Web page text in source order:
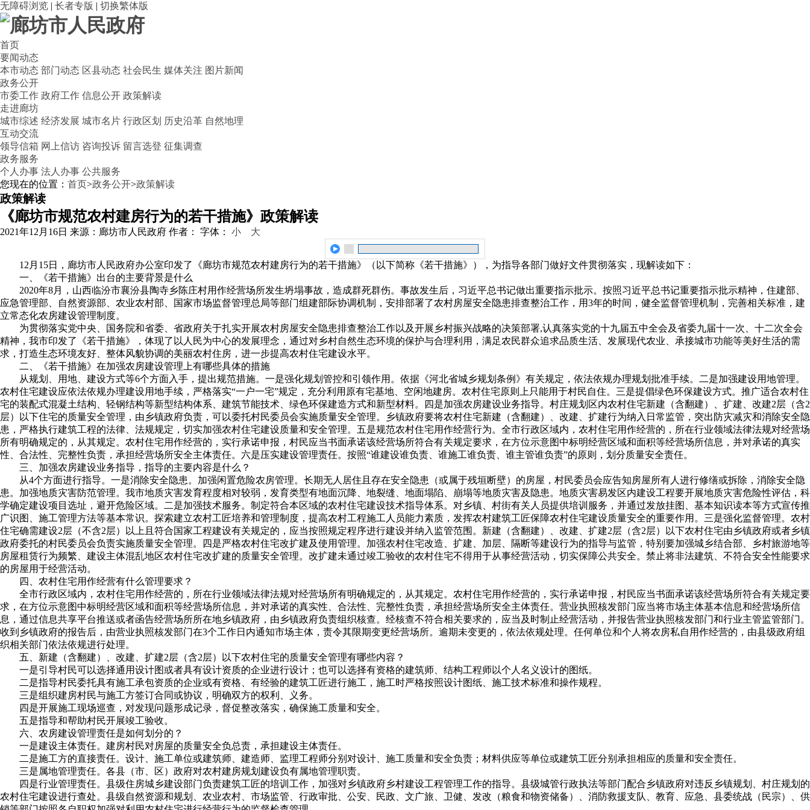
无障碍浏览 | 长者专版 | 切换繁体版
首页
要闻动态
本市动态 部门动态 区县动态 社会民生 媒体关注 图片新闻
政务公开
市委工作 政府工作 信息公开 政策解读
走进廊坊
城市综述 经济发展 城市名片 行政区划 历史沿革 自然地理
互动交流
领导信箱 网上信访 咨询投诉 留言选登 征集调查
政务服务
个人办事 法人办事 公共服务
您现在的位置： 首页>政务公开>政策解读
政策解读
《廊坊市规范农村建房行为的若干措施》政策解读
2021年12月16日 来源：廊坊市人民政府 作者： 字体： 小 大
12月15日，廊坊市人民政府办公室印发了《廊坊市规范农村建房行为的若干措施》（以下简称《若干措施》），为指导各部门做好文件贯彻落实，现解读如下：
一、《若干措施》出台的主要背景是什么
2020年8月，山西临汾市襄汾县陶寺乡陈庄村用作经营场所发生坍塌事故，造成群死群伤。事故发生后，习近平总书记做出重要指示批示。按照习近平总书记重要指示批示精神，住建部、
应急管理部、自然资源部、农业农村部、国家市场监督管理总局等部门组建部际协调机制，安排部署了农村房屋安全隐患排查整治工作，用3年的时间，健全监督管理机制，完善相关标准，建
立常态化农房建设管理制度。
为贯彻落实党中央、国务院和省委、省政府关于扎实开展农村房屋安全隐患排查整治工作以及开展乡村振兴战略的决策部署,认真落实党的十九届五中全会及省委九届十一次、十二次全会
精神，我市印发了《若干措施》，体现了以人民为中心的发展理念，通过对乡村自然生态环境的保护与合理利用，满足农民群众追求品质生活、发展现代农业、承接城市功能等美好生活的需
求，打造生态环境友好、整体风貌协调的美丽农村住房，进一步提高农村住宅建设水平。
二、《若干措施》在加强农房建设管理上有哪些具体的措施
从规划、用地、建设方式等6个方面入手，提出规范措施。一是强化规划管控和引领作用。依据《河北省城乡规划条例》有关规定，依法依规办理规划批准手续。二是加强建设用地管理。
农村住宅建设应依法依规办理建设用地手续，严格落实“一户一宅”规定，充分利用原有宅基地、空闲地建房。农村住宅原则上只能用于村民自住。三是提倡绿色环保建设方式。推广适合农村住
宅的装配式混凝土结构、轻钢结构等新型结构体系、建筑节能技术、绿色环保建造方式和新型材料。四是加强农房建设业务指导。村庄规划区内农村住宅新建（含翻建）、扩建、改建2层（含2
层）以下住宅的质量安全管理，由乡镇政府负责，可以委托村民委员会实施质量安全管理。乡镇政府要将农村住宅新建（含翻建）、改建、扩建行为纳入日常监管，突出防灾减灾和消除安全隐
患，严格执行建筑工程的法律、法规规定，切实加强农村住宅建设质量和安全管理。五是规范农村住宅用作经营行为。全市行政区域内，农村住宅用作经营的，所在行业领域法律法规对经营场
所有明确规定的，从其规定。农村住宅用作经营的，实行承诺申报，村民应当书面承诺该经营场所符合有关规定要求，在方位示意图中标明经营区域和面积等经营场所信息，并对承诺的真实
性、合法性、完整性负责，承担经营场所安全主体责任。六是压实建设管理责任。按照“谁建设谁负责、谁施工谁负责、谁主管谁负责”的原则，划分质量安全责任。
三、加强农房建设业务指导，指导的主要内容是什么？
从4个方面进行指导。一是消除安全隐患。加强闲置危险农房管理。长期无人居住且存在安全隐患（或属于残垣断壁）的房屋，村民委员会应告知房屋所有人进行修缮或拆除，消除安全隐
患。加强地质灾害防范管理。我市地质灾害发育程度相对较弱，发育类型有地面沉降、地裂缝、地面塌陷、崩塌等地质灾害及隐患。地质灾害易发区内建设工程要开展地质灾害危险性评估，科
学确定建设项目选址，避开危险区域。二是加强技术服务。制定符合本区域的农村住宅建设技术指导体系。对乡镇、村街有关人员提供培训服务，并通过发放挂图、基本知识读本等方式宣传推
广识图、施工管理方法等基本常识。探索建立农村工匠培养和管理制度，提高农村工程施工人员能力素质，发挥农村建筑工匠保障农村住宅建设质量安全的重要作用。三是强化监督管理。农村
住宅确需建设2层（不含2层）以上且符合国家工程建设有关规定的，应当按照规定程序进行建设并纳入监管范围。新建（含翻建）、改建、扩建2层（含2层）以下农村住宅由乡镇政府或者乡镇
政府委托的村民委员会负责实施质量安全管理。四是严格农村住宅改扩建及使用管理。加强农村住宅改造、扩建、加层、隔断等建设行为的指导与监管，特别要加强城乡结合部、乡村旅游地等
房屋租赁行为频繁、建设主体混乱地区农村住宅改扩建的质量安全管理。改扩建未通过竣工验收的农村住宅不得用于从事经营活动，切实保障公共安全。禁止将非法建筑、不符合安全性能要求
的房屋用于经营活动。
四、农村住宅用作经营有什么管理要求？
全市行政区域内，农村住宅用作经营的，所在行业领域法律法规对经营场所有明确规定的，从其规定。农村住宅用作经营的，实行承诺申报，村民应当书面承诺该经营场所符合有关规定要
求，在方位示意图中标明经营区域和面积等经营场所信息，并对承诺的真实性、合法性、完整性负责，承担经营场所安全主体责任。营业执照核发部门应当将市场主体基本信息和经营场所信
息，通过信息共享平台推送或者函告经营场所所在地乡镇政府，由乡镇政府负责组织核查。经核查不符合相关要求的，应当及时制止经营活动，并报告营业执照核发部门和行业主管监管部门。
收到乡镇政府的报告后，由营业执照核发部门在3个工作日内通知市场主体，责令其限期变更经营场所。逾期未变更的，依法依规处理。任何单位和个人将农房私自用作经营的，由县级政府组
织相关部门依法依规进行处理。
五、新建（含翻建）、改建、扩建2层（含2层）以下农村住宅的质量安全管理有哪些内容？
一是引导村民可以选择通用设计图或者具有设计资质的企业进行设计；也可以选择有资格的建筑师、结构工程师以个人名义设计的图纸。
二是指导村民委托具有施工承包资质的企业或有资格、有经验的建筑工匠进行施工，施工时严格按照设计图纸、施工技术标准和操作规程。
三是组织建房村民与施工方签订合同或协议，明确双方的权利、义务。
四是开展施工现场巡查，对发现问题形成记录，督促整改落实，确保施工质量和安全。
五是指导和帮助村民开展竣工验收。
六、农房建设管理责任是如何划分的？
一是建设主体责任。建房村民对房屋的质量安全负总责，承担建设主体责任。
二是施工方的直接责任。设计、施工单位或建筑师、建造师、监理工程师分别对设计、施工质量和安全负责；材料供应等单位或建筑工匠分别承担相应的质量和安全责任。
三是属地管理责任。各县（市、区）政府对农村建房规划建设负有属地管理职责。
四是行业管理责任。县级住房城乡建设部门负责建筑工匠的培训工作，加强对乡镇政府乡村建设工程管理工作的指导。县级城管行政执法等部门配合乡镇政府对违反乡镇规划、村庄规划的
农村住宅建设进行查处。县级自然资源和规划、农业农村、市场监管、行政审批、公安、民政、文广旅、卫健、发改（粮食和物资储备）、消防救援支队、教育、应急、县委统战（民宗）、供